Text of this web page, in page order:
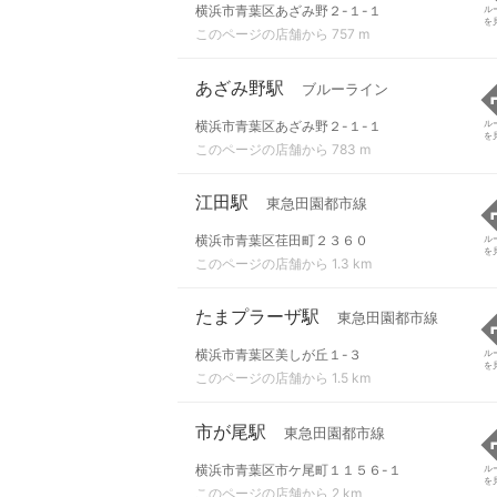
横浜市青葉区あざみ野２-１-１
このページの店舗から 757 m
ル
を
あざみ野駅 ブルーライン
横浜市青葉区あざみ野２-１-１
このページの店舗から 783 m
ル
を
江田駅 東急田園都市線
横浜市青葉区荏田町２３６０
このページの店舗から 1.3 km
ル
を
たまプラーザ駅 東急田園都市線
横浜市青葉区美しが丘１-３
このページの店舗から 1.5 km
ル
を
市が尾駅 東急田園都市線
横浜市青葉区市ケ尾町１１５６-１
このページの店舗から 2 km
ル
を